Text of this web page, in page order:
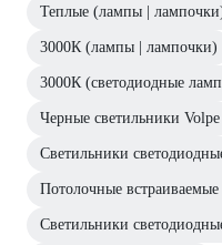
Теплые (лампы |
3000К (лампы | лампочки)
3000К (светодиодные
Черные светильники Volpe
Светильники
Потолочные
Светильники